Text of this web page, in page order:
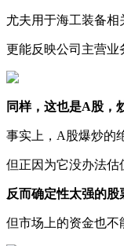
尤夫用于海工装备相
更能反映公司主营业
同样，这也是A股，
事实上，A股爆炒的
但正因为它没办法估
反而确定性太强的股
但市场上的资金也不